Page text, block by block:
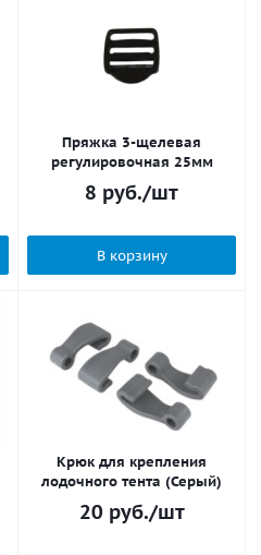
Пряжка 3-щелевая
регулировочная 25мм
8 руб./шт
В корзину
Крюк для крепления
лодочного тента (Серый)
20 руб./шт